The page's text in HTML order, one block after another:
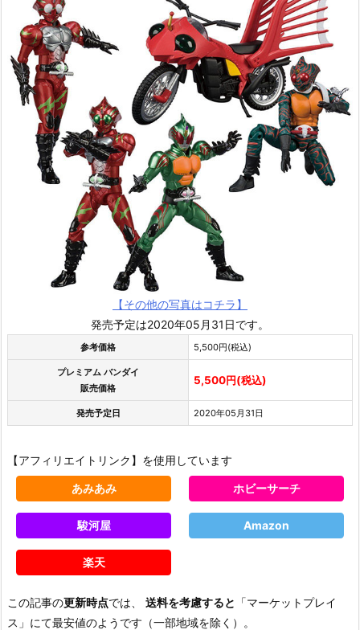
【その他の写真はコチラ】
発売予定は2020年05月31日です。
参考価格 5,500円(税込)
プレミアム バンダイ
販売価格
5,500円(税込)
発売予定日 2020年05月31日
【アフィリエイトリンク】を使用しています
あみあみ ホビーサーチ
駿河屋 Amazon
楽天
この記事の更新時点では、 送料を考慮すると 「マーケットプレイ
ス」にて最安値のようです（一部地域を除く）。